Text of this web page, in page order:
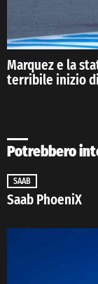
Marquez e la
terribile inizio
Potrebbero
SAAB
Saab PhoeniX